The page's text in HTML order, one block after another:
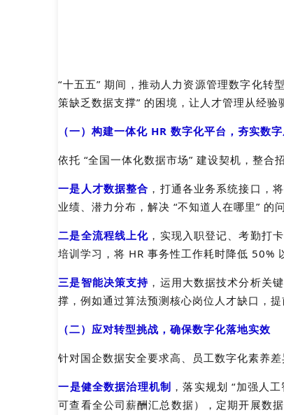
“十五五” 期间，推动人力资源管理数字化转
策缺乏数据支撑” 的困境，让人才管理从经验
（一）构建一体化 HR 数字化平台，夯实数
依托 “全国一体化数据市场” 建设契机，整合
一是人才数据整合 ，打通各业务系统接口，
业绩、潜力分布，解决 “不知道人在哪里” 的
二是全流程线上化 ，实现入职登记、考勤打
培训学习，将 HR 事务性工作耗时降低 50%
三是智能决策支持 ，运用大数据技术分析关
撑，例如通过算法预测核心岗位人才缺口，提
（二）应对转型挑战，确保数字化落地实效
针对国企数据安全要求高、员工数字化素养
一是健全数据治理机制 ，落实规划 “加强人
可查看全公司薪酬汇总数据），定期开展数